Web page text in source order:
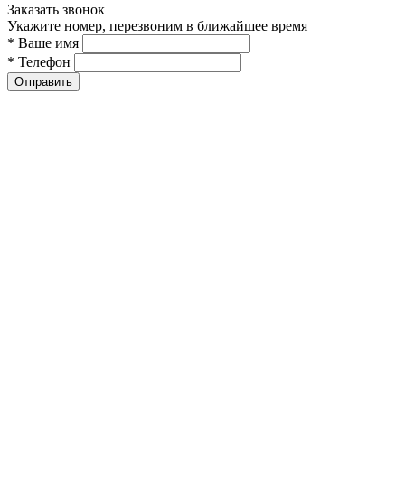
Заказать звонок
Укажите номер, перезвоним в ближайшее время
* Ваше имя
* Телефон
Отправить